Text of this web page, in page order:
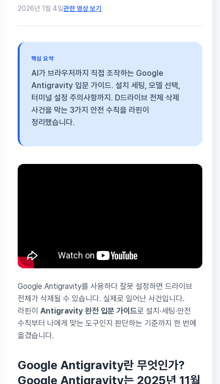
2026년 1월 4일관련 영상 보기
핵심 요약
AI가 브라우저까지 직접 조작하는 Google
Antigravity 입문 가이드. 설치 세팅, 모델 선택,
터미널 설정 주의사항까지. D드라이브 전체 삭제
사건을 막는 3가지 안전 수칙을 라핀이
정리했습니다.
Google Antigravity를 사용하다 잘못 설정하면 드라이브
전체가 삭제될 수 있습니다. 실제로 일어난 사건입니다.
라핀이 Antigravity 완전 입문 가이드로 설치·세팅·안전
수칙부터 나에게 맞는 도구인지 판단하는 기준까지 한 번에
옮겼습니다.
Google Antigravity란 무엇인가?
Google Antigravity는 2025년 11월